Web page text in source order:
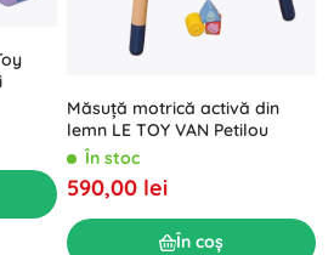
Măsuță motrică activă din
lemn LE TOY VAN Petilou
În stoc
590,00 lei
În coș